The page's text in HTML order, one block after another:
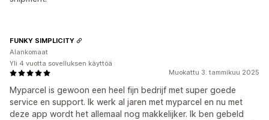
Muokattu 3. tammikuu 2025
Myparcel is gewoon een heel fijn bedrijf met super goede
service en support. Ik werk al jaren met myparcel en nu met
deze app wordt het allemaal nog makkelijker. Ik ben gebeld
FUNKY SIMPLICITY
Alankomaat
Yli 4 vuotta sovelluksen käyttöä